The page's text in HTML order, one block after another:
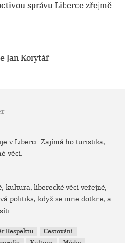
správu Liberce zřejmě
Jan Korytář
v Liberci. Zajímá ho turistika,
věci.
kultura, liberecké věci veřejné,
politika, když se mne dotkne, a
Respektu
Cestování